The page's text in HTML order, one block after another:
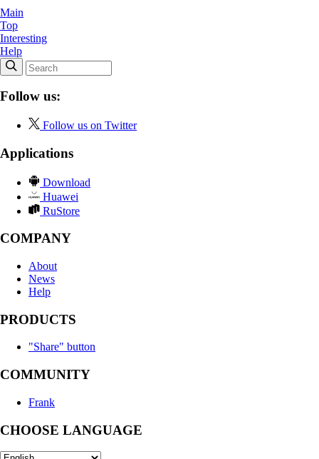
Main
Top
Interesting
Help
Follow us:
Follow us on Twitter
Applications
Download
Huawei
RuStore
COMPANY
About
News
Help
PRODUCTS
"Share" button
COMMUNITY
Frank
CHOOSE LANGUAGE